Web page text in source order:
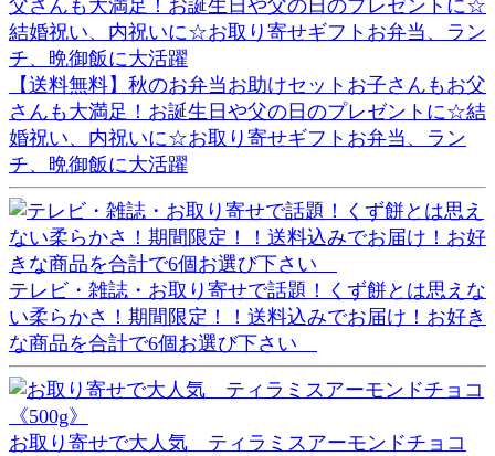
【送料無料】秋のお弁当お助けセットお子さんもお父
さんも大満足！お誕生日や父の日のプレゼントに☆結
婚祝い、内祝いに☆お取り寄せギフトお弁当、ラン
チ、晩御飯に大活躍
テレビ・雑誌・お取り寄せで話題！くず餅とは思えな
い柔らかさ！期間限定！！送料込みでお届け！お好き
な商品を合計で6個お選び下さい
お取り寄せで大人気 ティラミスアーモンドチョコ